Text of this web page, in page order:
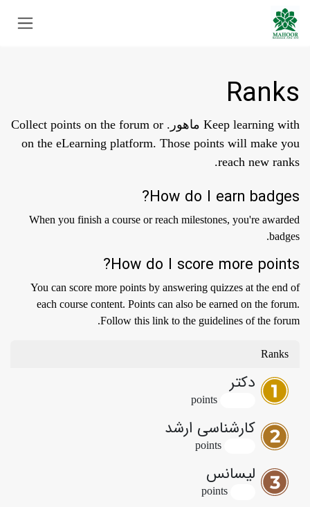
Skip to Content
Ranks
Keep learning with ماهور. Collect points on the forum or
on the eLearning platform. Those points will make you
reach new ranks.
How do I earn badges?
When you finish a course or reach milestones, you're awarded
badges.
How do I score more points?
You can score more points by answering quizzes at the end of
each course content. Points can also be earned on the forum.
Follow this link to the guidelines of the forum.
Ranks
دکتر
s
کارشناسی ارشد
s
لیسانس
s